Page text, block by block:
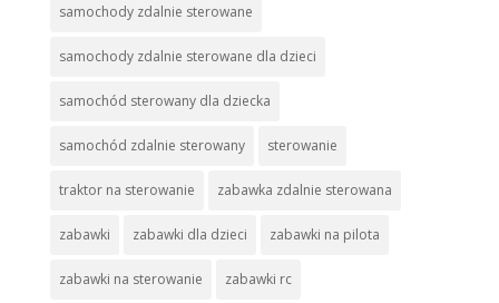
samochody zdalnie sterowane
samochody zdalnie sterowane dla dzieci
samochód sterowany dla dziecka
samochód zdalnie sterowany sterowanie
traktor na sterowanie zabawka zdalnie sterowana
zabawki zabawki dla dzieci zabawki na pilota
zabawki na sterowanie zabawki rc